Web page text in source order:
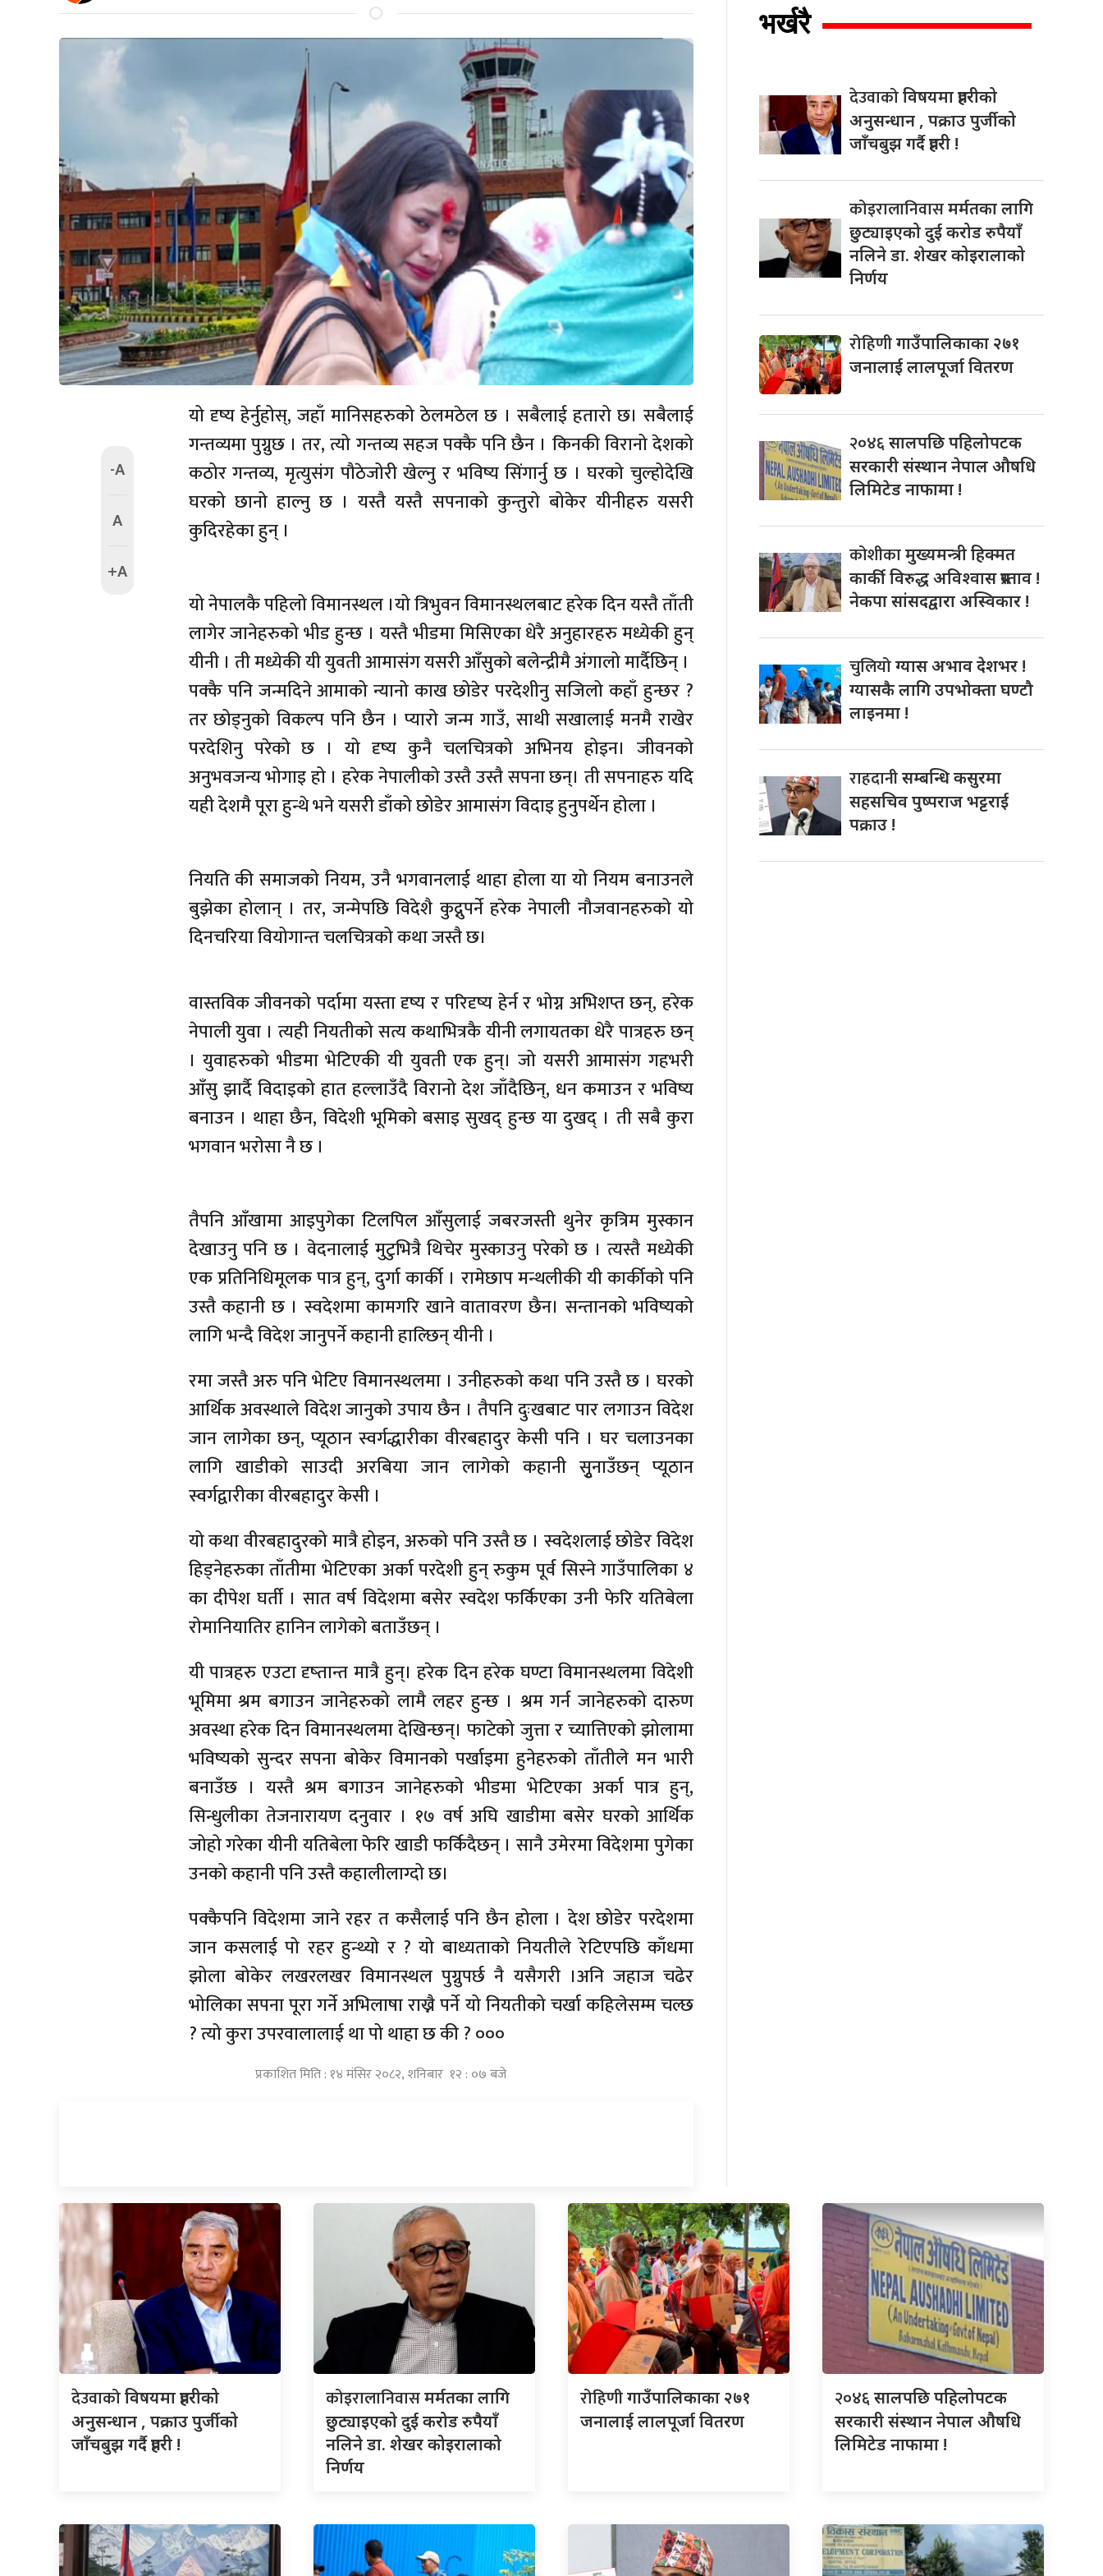
-A
A
+A
यो दृष्य हेर्नुहोस्, जहाँ मानिसहरुको ठेलमठेल छ । सबैलाई हतारो छ। सबैलाई
गन्तव्यमा पुग्नुछ । तर, त्यो गन्तव्य सहज पक्कै पनि छैन । किनकी विरानो देशको
कठोर गन्तव्य, मृत्युसंग पौठेजोरी खेल्नु र भविष्य सिंगार्नु छ । घरको चुल्होदेखि
घरको छानो हाल्नु छ । यस्तै यस्तै सपनाको कुन्तुरो बोकेर यीनीहरु यसरी
कुदिरहेका हुन् ।
यो नेपालकै पहिलो विमानस्थल ।यो त्रिभुवन विमानस्थलबाट हरेक दिन यस्तै ताँती
लागेर जानेहरुको भीड हुन्छ । यस्तै भीडमा मिसिएका धेरै अनुहारहरु मध्येकी हुन्
यीनी । ती मध्येकी यी युवती आमासंग यसरी आँसुको बलेन्द्रीमै अंगालो मार्दैछिन् ।
पक्कै पनि जन्मदिने आमाको न्यानो काख छोडेर परदेशीनु सजिलो कहाँ हुन्छर ?
तर छोड्नुको विकल्प पनि छैन । प्यारो जन्म गाउँ, साथी सखालाई मनमै राखेर
परदेशिनु परेको छ । यो दृष्य कुनै चलचित्रको अभिनय होइन। जीवनको
अनुभवजन्य भोगाइ हो । हरेक नेपालीको उस्तै उस्तै सपना छन्। ती सपनाहरु यदि
यही देशमै पूरा हुन्थे भने यसरी डाँको छोडेर आमासंग विदाइ हुनुपर्थेन होला ।
नियति की समाजको नियम, उनै भगवानलाई थाहा होला या यो नियम बनाउनले
बुझेका होलान् । तर, जन्मेपछि विदेशै कुद्नुपर्ने हरेक नेपाली नौजवानहरुको यो
दिनचरिया वियोगान्त चलचित्रको कथा जस्तै छ।
वास्तविक जीवनको पर्दामा यस्ता दृष्य र परिदृष्य हेर्न र भोग्न अभिशप्त छन्, हरेक
नेपाली युवा । त्यही नियतीको सत्य कथाभित्रकै यीनी लगायतका धेरै पात्रहरु छन्
। युवाहरुको भीडमा भेटिएकी यी युवती एक हुन्। जो यसरी आमासंग गहभरी
आँसु झार्दै विदाइको हात हल्लाउँदै विरानो देश जाँदैछिन्, धन कमाउन र भविष्य
बनाउन । थाहा छैन, विदेशी भूमिको बसाइ सुखद् हुन्छ या दुखद् । ती सबै कुरा
भगवान भरोसा नै छ ।
तैपनि आँखामा आइपुगेका टिलपिल आँसुलाई जबरजस्ती थुनेर कृत्रिम मुस्कान
देखाउनु पनि छ । वेदनालाई मुटुभित्रै थिचेर मुस्काउनु परेको छ । त्यस्तै मध्येकी
एक प्रतिनिधिमूलक पात्र हुन्, दुर्गा कार्की । रामेछाप मन्थलीकी यी कार्कीको पनि
उस्तै कहानी छ । स्वदेशमा कामगरि खाने वातावरण छैन। सन्तानको भविष्यको
लागि भन्दै विदेश जानुपर्ने कहानी हाल्छिन् यीनी ।
रमा जस्तै अरु पनि भेटिए विमानस्थलमा । उनीहरुको कथा पनि उस्तै छ । घरको
आर्थिक अवस्थाले विदेश जानुको उपाय छैन । तैपनि दुःखबाट पार लगाउन विदेश
जान लागेका छन्, प्यूठान स्वर्गद्धारीका वीरबहादुर केसी पनि । घर चलाउनका
लागि खाडीको साउदी अरबिया जान लागेको कहानी सुृनाउँछन् प्यूठान
स्वर्गद्वारीका वीरबहादुर केसी ।
यो कथा वीरबहादुरको मात्रै होइन, अरुको पनि उस्तै छ । स्वदेशलाई छोडेर विदेश
हिड्नेहरुका ताँतीमा भेटिएका अर्का परदेशी हुन् रुकुम पूर्व सिस्ने गाउँपालिका ४
का दीपेश घर्ती । सात वर्ष विदेशमा बसेर स्वदेश फर्किएका उनी फेरि यतिबेला
रोमानियातिर हानिन लागेको बताउँछन् ।
यी पात्रहरु एउटा दृष्तान्त मात्रै हुन्। हरेक दिन हरेक घण्टा विमानस्थलमा विदेशी
भूमिमा श्रम बगाउन जानेहरुको लामै लहर हुन्छ । श्रम गर्न जानेहरुको दारुण
अवस्था हरेक दिन विमानस्थलमा देखिन्छन्। फाटेको जुत्ता र च्यात्तिएको झोलामा
भविष्यको सुन्दर सपना बोकेर विमानको पर्खाइमा हुनेहरुको ताँतीले मन भारी
बनाउँछ । यस्तै श्रम बगाउन जानेहरुको भीडमा भेटिएका अर्का पात्र हुन्,
सिन्धुलीका तेजनारायण दनुवार । १७ वर्ष अघि खाडीमा बसेर घरको आर्थिक
जोहो गरेका यीनी यतिबेला फेरि खाडी फर्किदैछन् । सानै उमेरमा विदेशमा पुगेका
उनको कहानी पनि उस्तै कहालीलाग्दो छ।
पक्कैपनि विदेशमा जाने रहर त कसैलाई पनि छैन होला । देश छोडेर परदेशमा
जान कसलाई पो रहर हुन्थ्यो र ? यो बाध्यताको नियतीले रेटिएपछि काँधमा
झोला बोकेर लखरलखर विमानस्थल पुग्नुपर्छ नै यसैगरी ।अनि जहाज चढेर
भोलिका सपना पूरा गर्ने अभिलाषा राख्नै पर्ने यो नियतीको चर्खा कहिलेसम्म चल्छ
? त्यो कुरा उपरवालालाई था पो थाहा छ की ? ०००
प्रकाशित मिति : १४ मंसिर २०८२, शनिबार १२ : ०७ बजे
भर्खरै
देउवाकोविषयमा प्रहरीको
अनुसन्धान , पक्राउ पुर्जीको
जाँचबुझ गर्दै प्रहरी !
कोइरालानिवासमर्मतका लागि
छुट्याइएको दुई करोड रुपैयाँ
नलिने डा. शेखर कोइरालाको
निर्णय
रोहिणीगाउँपालिकाका २७१
जनालाई लालपूर्जा वितरण
२०४६सालपछि पहिलोपटक
सरकारी संस्थान नेपाल औषधि
लिमिटेड नाफामा !
कोशीकामुख्यमन्त्री हिक्मत
कार्की विरुद्ध अविश्वास प्रस्ताव !
नेकपा सांसदद्वारा अस्विकार !
चुलियोग्यास अभाव देशभर !
ग्यासकै लागि उपभोक्ता घण्टौ
लाइनमा !
राहदानीसम्बन्धि कसुरमा
सहसचिव पुष्पराज भट्टराई
पक्राउ !
देउवाकोविषयमा प्रहरीको
अनुसन्धान , पक्राउ पुर्जीको
जाँचबुझ गर्दै प्रहरी !
कोइरालानिवासमर्मतका लागि
छुट्याइएको दुई करोड रुपैयाँ
नलिने डा. शेखर कोइरालाको
निर्णय
रोहिणीगाउँपालिकाका २७१
जनालाई लालपूर्जा वितरण
२०४६सालपछि पहिलोपटक
सरकारी संस्थान नेपाल औषधि
लिमिटेड नाफामा !